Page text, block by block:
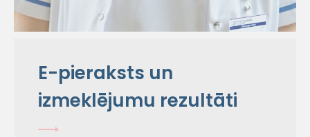
E-pieraksts un
izmeklējumu rezultāti